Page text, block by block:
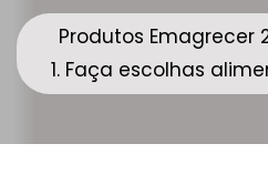
Produtos Emagrecer
1. Faça escolhas